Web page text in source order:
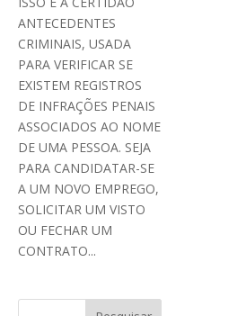
ANTECEDENTES
CRIMINAIS, USADA
PARA VERIFICAR SE
EXISTEM REGISTROS
DE INFRAÇÕES PENAIS
ASSOCIADOS AO NOME
DE UMA PESSOA. SEJA
PARA CANDIDATAR-SE
A UM NOVO EMPREGO,
SOLICITAR UM VISTO
OU FECHAR UM
CONTRATO...